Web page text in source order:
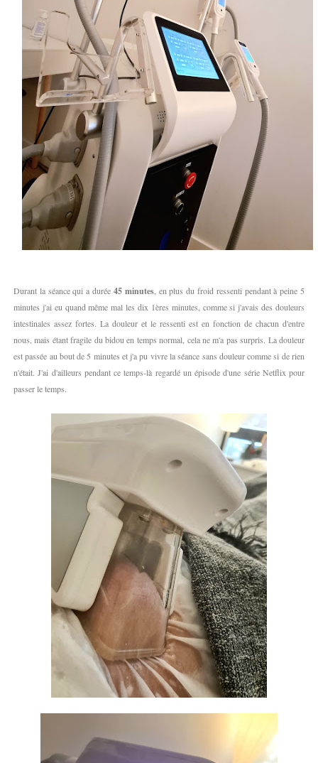
Durant la séance qui a durée 45 minutes, en plus du froid ressenti pendant à peine 5
minutes j'ai eu quand même mal les dix 1ères minutes, comme si j'avais des douleurs
intestinales assez fortes. La douleur et le ressenti est en fonction de chacun d'entre
nous, mais étant fragile du bidou en temps normal, cela ne m'a pas surpris. La douleur
est passée au bout de 5 minutes et j'a pu vivre la séance sans douleur comme si de rien
n'était. J'ai d'ailleurs pendant ce temps-là regardé un épisode d'une série Netflix pour
passer le temps.